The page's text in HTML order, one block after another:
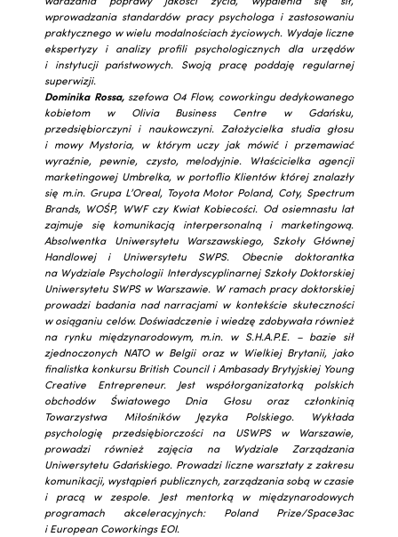
wprowadzania standardów pracy psychologa i zastosowaniu
praktycznego w wielu modalnościach życiowych. Wydaje liczne
ekspertyzy i analizy profili psychologicznych dla urzędów
i instytucji państwowych. Swoją pracę poddaję regularnej
superwizji.
Dominika Rossa,szefowa O4 Flow, coworkingu dedykowanego
kobietom w Olivia Business Centre w Gdańsku,
przedsiębiorczyni i naukowczyni. Założycielka studia głosu
i mowy Mystoria, w którym uczy jak mówić i przemawiać
wyraźnie, pewnie, czysto, melodyjnie. Właścicielka agencji
marketingowej Umbrelka, w portoflio Klientów której znalazły
się m.in. Grupa L’Oreal, Toyota Motor Poland, Coty, Spectrum
Brands, WOŚP, WWF czy Kwiat Kobiecości. Od osiemnastu lat
zajmuje się komunikacją interpersonalną i marketingową.
Absolwentka Uniwersytetu Warszawskiego, Szkoły Głównej
Handlowej i Uniwersytetu SWPS. Obecnie doktorantka
na Wydziale Psychologii Interdyscyplinarnej Szkoły Doktorskiej
Uniwersytetu SWPS w Warszawie. W ramach pracy doktorskiej
prowadzi badania nad narracjami w kontekście skuteczności
w osiąganiu celów. Doświadczenie i wiedzę zdobywała również
na rynku międzynarodowym, m.in. w S.H.A.P.E. – bazie sił
zjednoczonych NATO w Belgii oraz w Wielkiej Brytanii, jako
finalistka konkursu British Council i Ambasady Brytyjskiej Young
Creative Entrepreneur. Jest współorganizatorką polskich
obchodów Światowego Dnia Głosu oraz członkinią
Towarzystwa Miłośników Języka Polskiego.
Wykłada
psychologię przedsiębiorczości na USWPS w Warszawie,
prowadzi również zajęcia na Wydziale Zarządzania
Uniwersytetu Gdańskiego. Prowadzi liczne warsztaty z zakresu
komunikacji, wystąpień publicznych, zarządzania sobą w czasie
i pracą w zespole. Jest mentorką w międzynarodowych
programach akceleracyjnych: Poland Prize/Space3ac
i European Coworkings EOI.